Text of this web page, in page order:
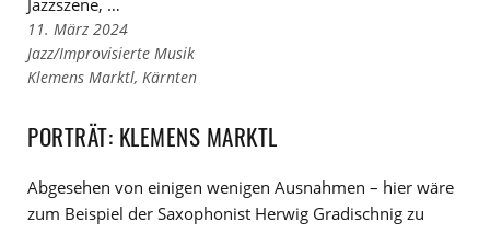
11. März 2024
Links
zu
Kategorien
Jazz/Improvisierte Musik
Links
den
Tags
Klemens Marktl, Kärnten
PORTRÄT: KLEMENS MARKTL
Abgesehen von einigen wenigen Ausnahmen – hier wäre
zum Beispiel der Saxophonist Herwig Gradischnig zu